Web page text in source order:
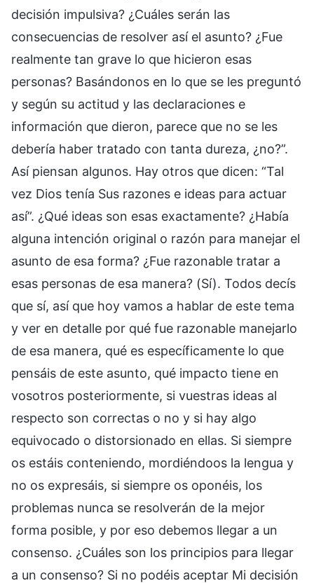
decisión impulsiva? ¿Cuáles serán las
consecuencias de resolver así el asunto? ¿Fue
realmente tan grave lo que hicieron esas
personas? Basándonos en lo que se les preguntó
y según su actitud y las declaraciones e
información que dieron, parece que no se les
debería haber tratado con tanta dureza, ¿no?”.
Así piensan algunos. Hay otros que dicen: “Tal
vez Dios tenía Sus razones e ideas para actuar
así”. ¿Qué ideas son esas exactamente? ¿Había
alguna intención original o razón para manejar el
asunto de esa forma? ¿Fue razonable tratar a
esas personas de esa manera? (Sí). Todos decís
que sí, así que hoy vamos a hablar de este tema
y ver en detalle por qué fue razonable manejarlo
de esa manera, qué es específicamente lo que
pensáis de este asunto, qué impacto tiene en
vosotros posteriormente, si vuestras ideas al
respecto son correctas o no y si hay algo
equivocado o distorsionado en ellas. Si siempre
os estáis conteniendo, mordiéndoos la lengua y
no os expresáis, si siempre os oponéis, los
problemas nunca se resolverán de la mejor
forma posible, y por eso debemos llegar a un
consenso. ¿Cuáles son los principios para llegar
a un consenso? Si no podéis aceptar Mi decisión